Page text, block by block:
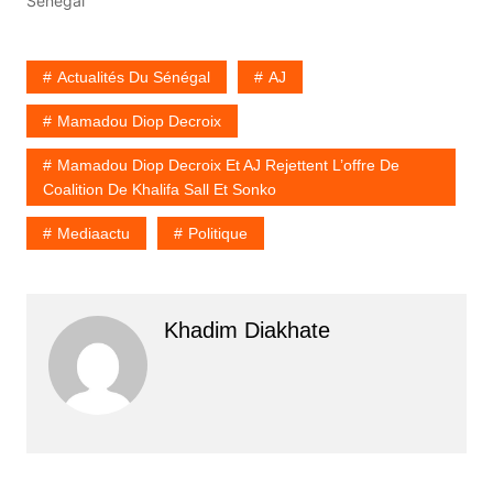
Actualités Du Sénégal AJ
Mamadou Diop Decroix
Mamadou Diop Decroix Et AJ Rejettent L’offre De
Coalition De Khalifa Sall Et Sonko
Mediaactu Politique
Khadim Diakhate